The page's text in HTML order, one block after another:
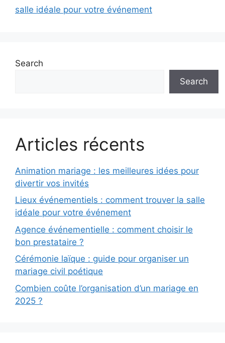
salle idéale pour votre événement
Search
Search
Articles récents
Animation mariage : les meilleures idées pour
divertir vos invités
Lieux événementiels : comment trouver la salle
idéale pour votre événement
Agence événementielle : comment choisir le
bon prestataire ?
Cérémonie laïque : guide pour organiser un
mariage civil poétique
Combien coûte l’organisation d’un mariage en
2025 ?